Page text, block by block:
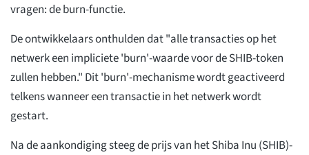
vragen: de burn-functie.
De ontwikkelaars onthulden dat "alle transacties op het
netwerk een impliciete 'burn'-waarde voor de SHIB-token
zullen hebben." Dit 'burn'-mechanisme wordt geactiveerd
telkens wanneer een transactie in het netwerk wordt
gestart.
Na de aankondiging steeg de prijs van het Shiba Inu (SHIB)-